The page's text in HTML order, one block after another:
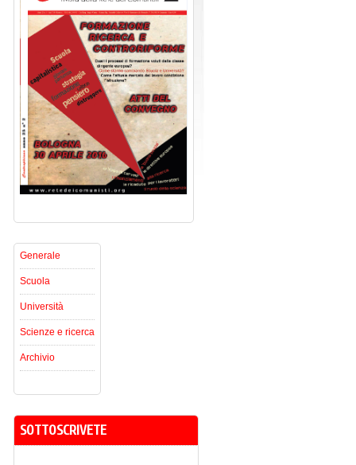
Generale
Scuola
Università
Scienze e ricerca
Archivio
SOTTOSCRIVETE